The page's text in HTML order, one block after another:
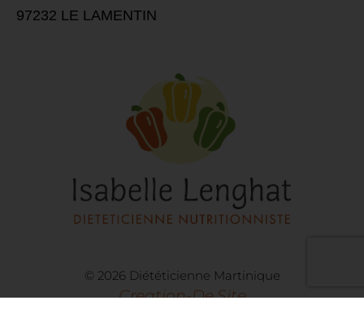
97232 LE LAMENTIN
© 2026 Diététicienne Martinique
Creation-De.site